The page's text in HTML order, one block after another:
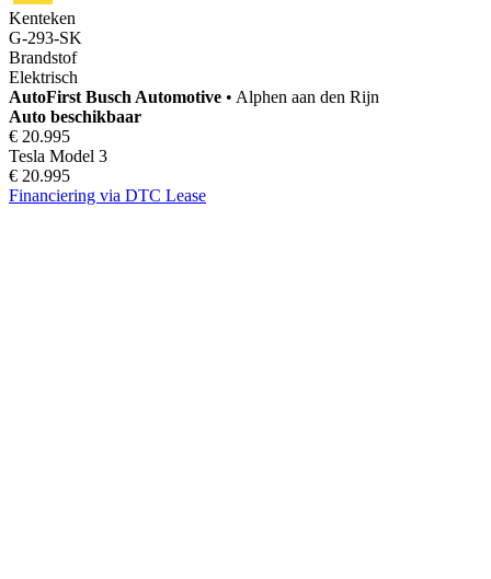
Kenteken
G-293-SK
Brandstof
Elektrisch
AutoFirst Busch Automotive • Alphen aan den Rijn
Auto beschikbaar
€ 20.995
Tesla Model 3
€ 20.995
Financiering via DTC Lease